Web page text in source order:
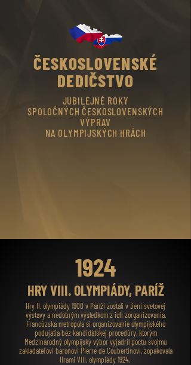
ČESKOSLOVENSKÉ
DEDIČSTVO
JUBILEJNÉ ROKY
SPOLOČNÝCH ČESKOSLOVENSKÝCH
VÝPRAV
NA OLYMPIJSKÝCH HRÁCH
1924
HRY VIII. OLYMPIÁDY, PARÍŽ
Hry II. olympiády 1900 v Paríži zostali v tieni svetovej
výstavy a nedobrým výsledkom z ich zorganizovania.
Francúzska metropola si organizovanie olympijského
podujatia bez kandidátskej procedúry, ktorým
Medzinárodný olympijský výbor vyjadril poctu svojmu
zakladateľovi barónovi Pierre de Coubertinovi, zopakovala
Hrami VIII. olympiády 1924.